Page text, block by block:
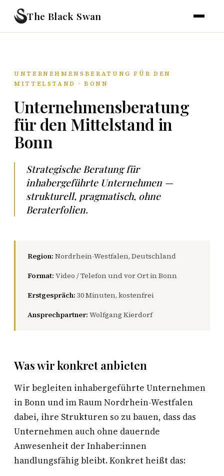
The Black Swan
UNTERNEHMENSBERATUNG FÜR DEN
MITTELSTAND · BONN
Unternehmensberatung
für den Mittelstand in
Bonn
Strategische Beratung für
inhabergeführte Unternehmen —
strukturell, pragmatisch, ohne
Beraterfolien.
Region: Nordrhein-Westfalen, Deutschland
Format: Video / Telefon und vor Ort in Bonn
Erstgespräch: 30 Minuten, kostenfrei
Ansprechpartner: Wolfgang Kierdorf
Was wir konkret anbieten
Wir begleiten inhabergeführte Unternehmen
in Bonn und im Raum Nordrhein-Westfalen
dabei, ihre Strukturen so zu bauen, dass das
Unternehmen auch ohne dauernde
Anwesenheit der Inhaber:innen
handlungsfähig bleibt. Konkret heißt das: